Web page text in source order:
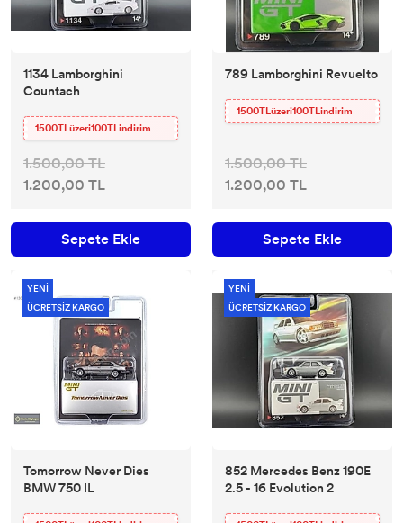
1134 Lamborghini
Countach
1500TLüzeri100TLindirim
1.500,00 TL
1.200,00 TL
Sepete Ekle
789 Lamborghini Revuelto
1500TLüzeri100TLindirim
1.500,00 TL
1.200,00 TL
Sepete Ekle
YENİ
ÜCRETSİZ KARGO
Tomorrow Never Dies
BMW 750 IL
YENİ
ÜCRETSİZ KARGO
852 Mercedes Benz 190E
2.5 - 16 Evolution 2